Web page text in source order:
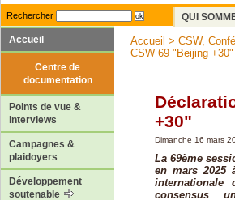
Rechercher QUI
Accueil
Centre de
documentation
Points de vue &
interviews
Campagnes &
plaidoyers
Développement
soutenable
Accueil > CSW,
CSW 69 "Beijing +30"
+30"
Dimanche 16 mars
La 69ème
en mars 2025
consensus